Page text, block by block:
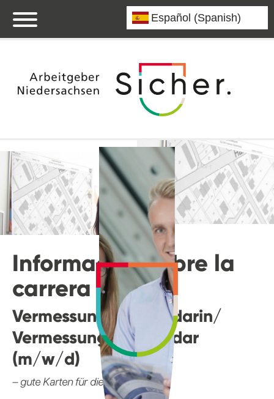
Información sobre la
carrera
Vermessungsreferendarin/
Vermessungsreferendar
(m/w/d)
– gute Karten für die Zukunft